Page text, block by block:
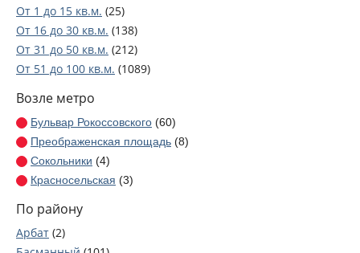
От 1 до 15 кв.м. (25)
От 16 до 30 кв.м. (138)
От 31 до 50 кв.м. (212)
От 51 до 100 кв.м. (1089)
От 251 до 2000 кв.м.
Возле метро
Бульвар Рокоссовского (60)
Преображенская площадь (8)
Сокольники (4)
Красносельская (3)
Красные ворота
Чистые пруды
По району
Арбат (2)